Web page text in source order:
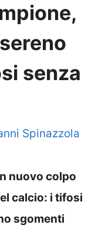
senza
Spinazzola
nuovo colpo
calcio: i tifosi
sgomenti